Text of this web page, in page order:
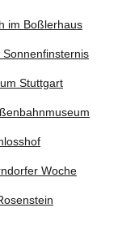
im Boßlerhaus
Stuttgart
Woche